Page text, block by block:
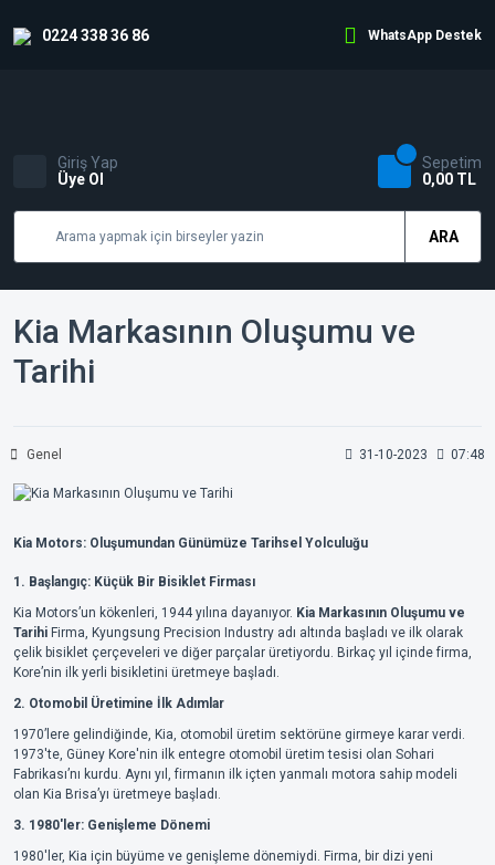
0224 338 36 86 WhatsApp Destek
ARA
Giriş Yap
Üye Ol
Sepetim
0,00 TL
Kia Markasının Oluşumu ve
Tarihi
Genel 31-10-2023 07:48
Kia Motors: Oluşumundan Günümüze Tarihsel Yolculuğu
1. Başlangıç: Küçük Bir Bisiklet Firması
Kia Motors’un kökenleri, 1944 yılına dayanıyor. Kia Markasının Oluşumu ve
Tarihi Firma, Kyungsung Precision Industry adı altında başladı ve ilk olarak
çelik bisiklet çerçeveleri ve diğer parçalar üretiyordu. Birkaç yıl içinde firma,
Kore’nin ilk yerli bisikletini üretmeye başladı.
2. Otomobil Üretimine İlk Adımlar
1970’lere gelindiğinde, Kia, otomobil üretim sektörüne girmeye karar verdi.
1973'te, Güney Kore'nin ilk entegre otomobil üretim tesisi olan Sohari
Fabrikası’nı kurdu. Aynı yıl, firmanın ilk içten yanmalı motora sahip modeli
olan Kia Brisa’yı üretmeye başladı.
3. 1980'ler: Genişleme Dönemi
1980'ler, Kia için büyüme ve genişleme dönemiydi. Firma, bir dizi yeni